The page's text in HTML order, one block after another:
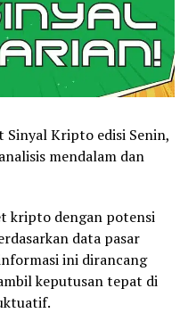
Kripto edisi Senin,
mendalam dan
kripto dengan potensi
data pasar
ini dirancang
keputusan tepat di